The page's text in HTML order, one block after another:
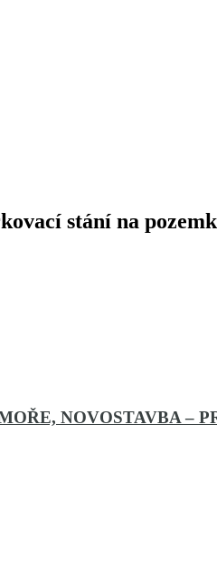
stání na
NOVOSTAVBA –